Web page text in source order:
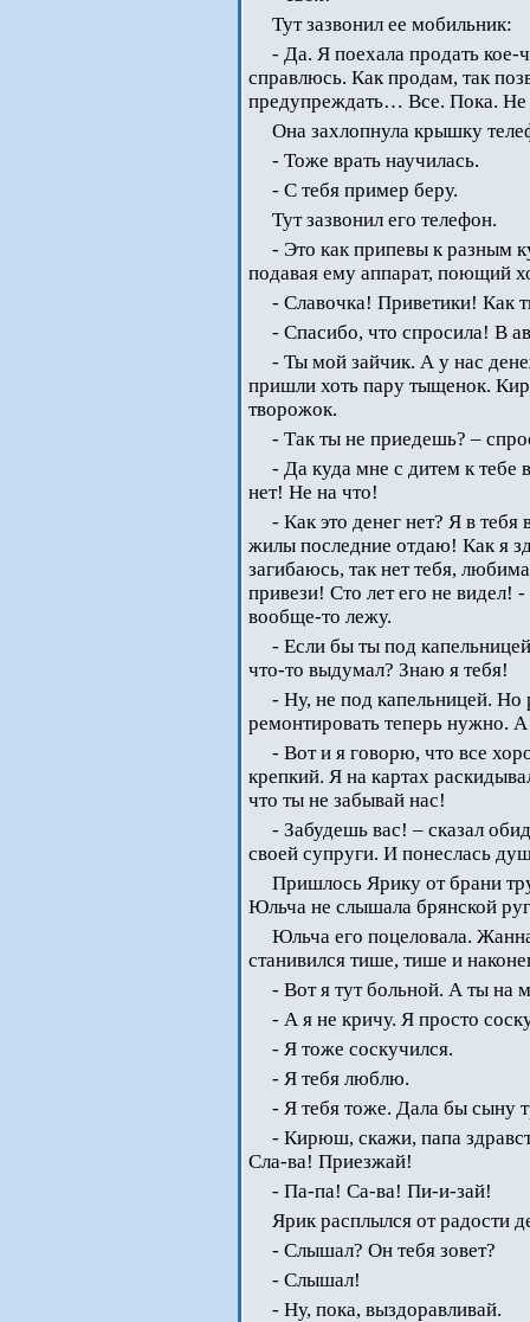
Тут зазвонил ее мобильник:
- Да. Я поехала продать
справлюсь. Как продам, так
предупреждать… Все. Пока. Не
Она захлопнула крышку
- Тоже врать научилась.
- С тебя пример беру.
Тут зазвонил его телефон.
- Это как припевы к разным
подавая ему аппарат, поющий
- Славочка! Приветики! Как
- Спасибо, что спросила! В
- Ты мой зайчик. А у нас
пришли хоть пару тыщенок.
творожок.
- Так ты не приедешь? –
- Да куда мне с дитем к тебе
нет! Не на что!
- Как это денег нет? Я в
жилы последние отдаю! Как я
загибаюсь, так нет тебя,
привези! Сто лет его не видел!
вообще-то лежу.
- Если бы ты под
что-то выдумал? Знаю я тебя!
- Ну, не под капельницей.
ремонтировать теперь нужно.
- Вот и я говорю, что все
крепкий. Я на картах
что ты не забывай нас!
- Забудешь вас! – сказал
своей супруги. И понеслась
Пришлось Ярику от брани
Юльча не слышала брянской
Юльча его поцеловала.
станивился тише, тише и
- Вот я тут больной. А ты на
- А я не кричу. Я просто
- Я тоже соскучился.
- Я тебя люблю.
- Я тебя тоже. Дала бы сыну
- Кирюш, скажи, папа
Сла-ва! Приезжай!
- Па-па! Са-ва! Пи-и-зай!
Ярик расплылся от радости
- Слышал? Он тебя зовет?
- Слышал!
- Ну, пока, выздоравливай.